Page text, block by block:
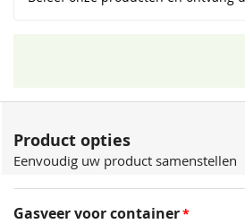
Product opties
Eenvoudig uw product samenstellen
Gasveer voor container